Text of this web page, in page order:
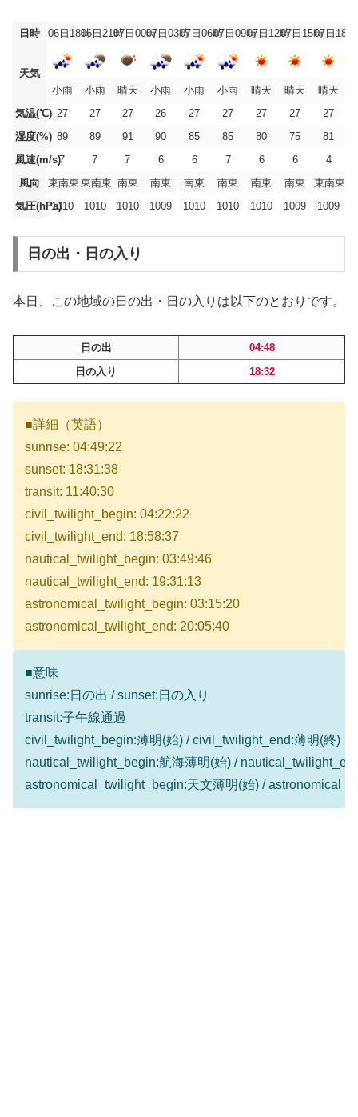
日時 06日18時06日21時07日00時07日03時07日06時07日09時07日12時07日15時07日18時
天気
小雨
小雨 晴天 小雨 小雨 小雨 晴天 晴天
晴天
気温(℃) 27 27 27 26 27 27 27 27
27
湿度(%) 89 89 91 90 85 85 80 75
81
風速(m/s)7 7 7 6 6 7 6 6
4
風向
東南東 東南東 南東 南東 南東 南東 南東 南東
東南東
気圧(hPa)1010 1010 1010 1009 1010 1010 1010 1009 1009
日の出・日の入り
本日、この地域の日の出・日の入りは以下のとおりです。
日の出
04:48
日の入り
18:32
■詳細（英語）
sunrise: 04:49:22
sunset: 18:31:38
transit: 11:40:30
civil_twilight_begin: 04:22:22
civil_twilight_end: 18:58:37
nautical_twilight_begin: 03:49:46
nautical_twilight_end: 19:31:13
astronomical_twilight_begin: 03:15:20
astronomical_twilight_end: 20:05:40
■意味
sunrise:日の出 / sunset:日の入り
transit:子午線通過
civil_twilight_begin:薄明(始) / civil_twilight_end:薄明(終)
nautical_twilight_begin:航海薄明(始) /
astronomical_twilight_begin:天文薄明(始) /